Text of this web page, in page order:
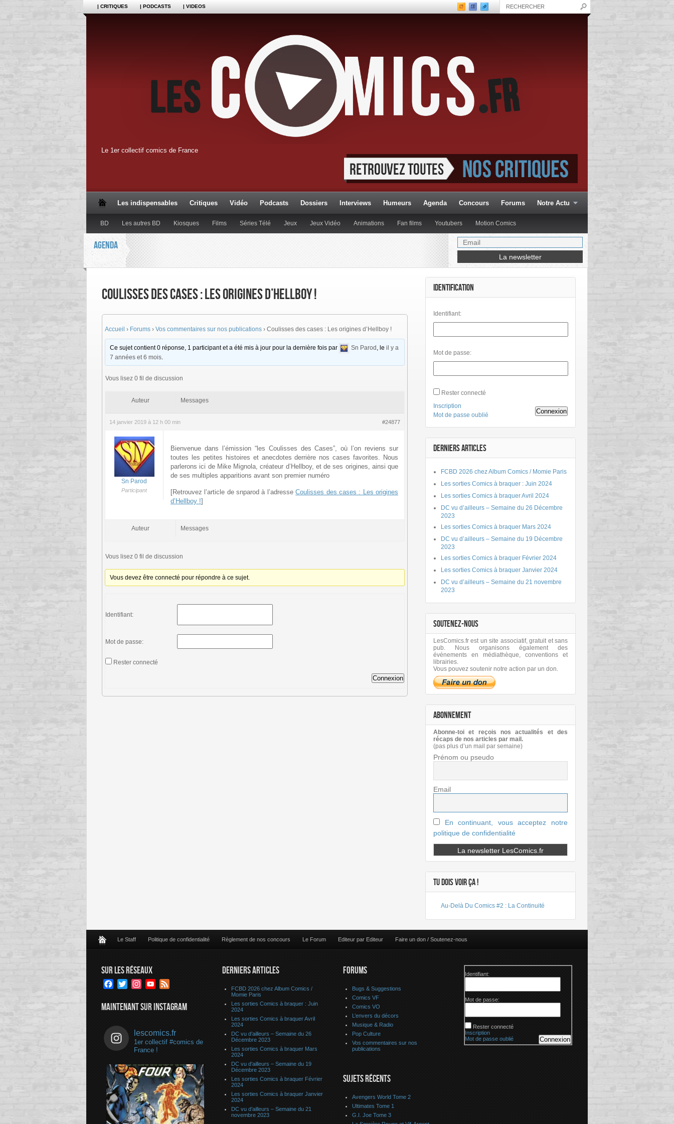
| CRITIQUES | PODCASTS | VIDEOS
Le 1er collectif comics de France
Les indispensables Critiques Vidéo Podcasts Dossiers Interviews Humeurs Agenda Concours Forums Notre Actu
BD Les autres BD Kiosques Films Séries Télé Jeux Jeux Vidéo Animations Fan films Youtubers Motion Comics
AGENDA
Coulisses des cases : Les origines d’Hellboy !
Accueil › Forums › Vos commentaires sur nos publications › Coulisses des cases : Les origines d’Hellboy !
Ce sujet contient 0 réponse, 1 participant et a été mis à jour pour la dernière fois par Sn Parod , leil y a
7 années et 6 mois.
Vous lisez 0 fil de discussion
Auteur Messages
14 janvier 2019 à 12 h 00 min #24877
Sn Parod
Participant
Bienvenue dans l’émission “les Coulisses des Cases”, où l’on reviens sur
toutes les petites histoires et anecdotes derrière nos cases favorites. Nous
parlerons ici de Mike Mignola, créateur d’Hellboy, et de ses origines, ainsi que
de ses multiples apparitions avant son premier numéro
[Retrouvez l’article de snparod à l’adresseCoulisses des cases : Les origines
d’Hellboy !]
Auteur Messages
Vous lisez 0 fil de discussion
Vous devez être connecté pour répondre à ce sujet.
Identifiant:
Mot de passe:
Rester connecté
Connexion
IDENTIFICATION
Identifiant:
Mot de passe:
Rester connecté
Connexion
Inscription
Mot de passe oublié
DERNIERS ARTICLES
FCBD 2026 chez Album Comics / Momie Paris
Les sorties Comics à braquer : Juin 2024
Les sorties Comics à braquer Avril 2024
DC vu d’ailleurs – Semaine du 26 Décembre
2023
Les sorties Comics à braquer Mars 2024
DC vu d’ailleurs – Semaine du 19 Décembre
2023
Les sorties Comics à braquer Février 2024
Les sorties Comics à braquer Janvier 2024
DC vu d’ailleurs – Semaine du 21 novembre
2023
SOUTENEZ-NOUS
LesComics.fr est un site associatif, gratuit et sans
pub. Nous organisons également des
événements en médiathèque, conventions et
librairies.
Vous pouvez soutenir notre action par un don.
ABONNEMENT
Abonne-toi et reçois nos actualités et des
récaps de nos articles par mail.
(pas plus d’un mail par semaine)
Prénom ou pseudo
Email
En continuant, vous acceptez notre
politique de confidentialité
TU DOIS VOIR ÇA !
Au-Delà Du Comics #2 : La Continuité
Le Staff Politique de confidentialité Règlement de nos concours Le Forum Editeur par Editeur Faire un don / Soutenez-nous
SUR LES RÉSEAUX
Facebook
TwitterInstagramYouTube
MAINTENANT SUR INSTAGRAM
lescomics.fr
1er collectif #comics de
France !
DERNIERS ARTICLES
FCBD 2026 chez Album Comics /
Momie Paris
Les sorties Comics à braquer : Juin
2024
Les sorties Comics à braquer Avril
2024
DC vu d’ailleurs – Semaine du 26
Décembre 2023
Les sorties Comics à braquer Mars
2024
DC vu d’ailleurs – Semaine du 19
Décembre 2023
Les sorties Comics à braquer Février
2024
Les sorties Comics à braquer Janvier
2024
DC vu d’ailleurs – Semaine du 21
novembre 2023
FORUMS
Bugs & Suggestions
Comics VF
Comics VO
L’envers du décors
Musique & Radio
Pop Culture
Vos commentaires sur nos
publications
SUJETS RÉCENTS
Avengers World Tome 2
Ultimates Tome 1
G.I. Joe Tome 3
Identifiant:
Mot de passe:
Rester connecté
Connexion
Inscription
Mot de passe oublié